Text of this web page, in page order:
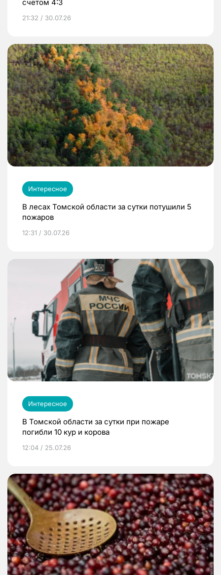
счетом 4:3
21:32 / 30.07.26
Интересное
В лесах Томской области за сутки потушили 5
пожаров
12:31 / 30.07.26
Интересное
В Томской области за сутки при пожаре
погибли 10 кур и корова
12:04 / 25.07.26